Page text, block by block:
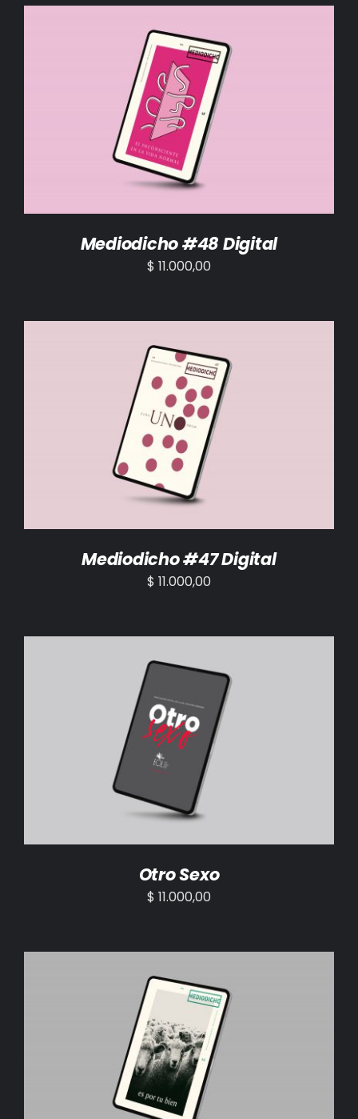
AÑADIR AL CARRITO /
Mediodicho #48 Digital
$ 11.000,00
AÑADIR AL CARRITO /
Mediodicho #47 Digital
$ 11.000,00
AÑADIR AL CARRITO /
Otro Sexo
$ 11.000,00
AÑADIR AL CARRITO /